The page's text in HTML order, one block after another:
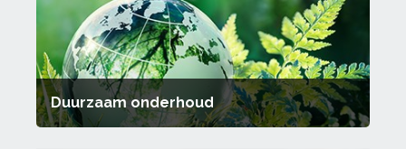
Duurzaam onderhoud